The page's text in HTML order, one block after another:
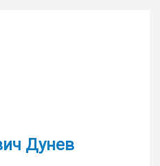
Дунев